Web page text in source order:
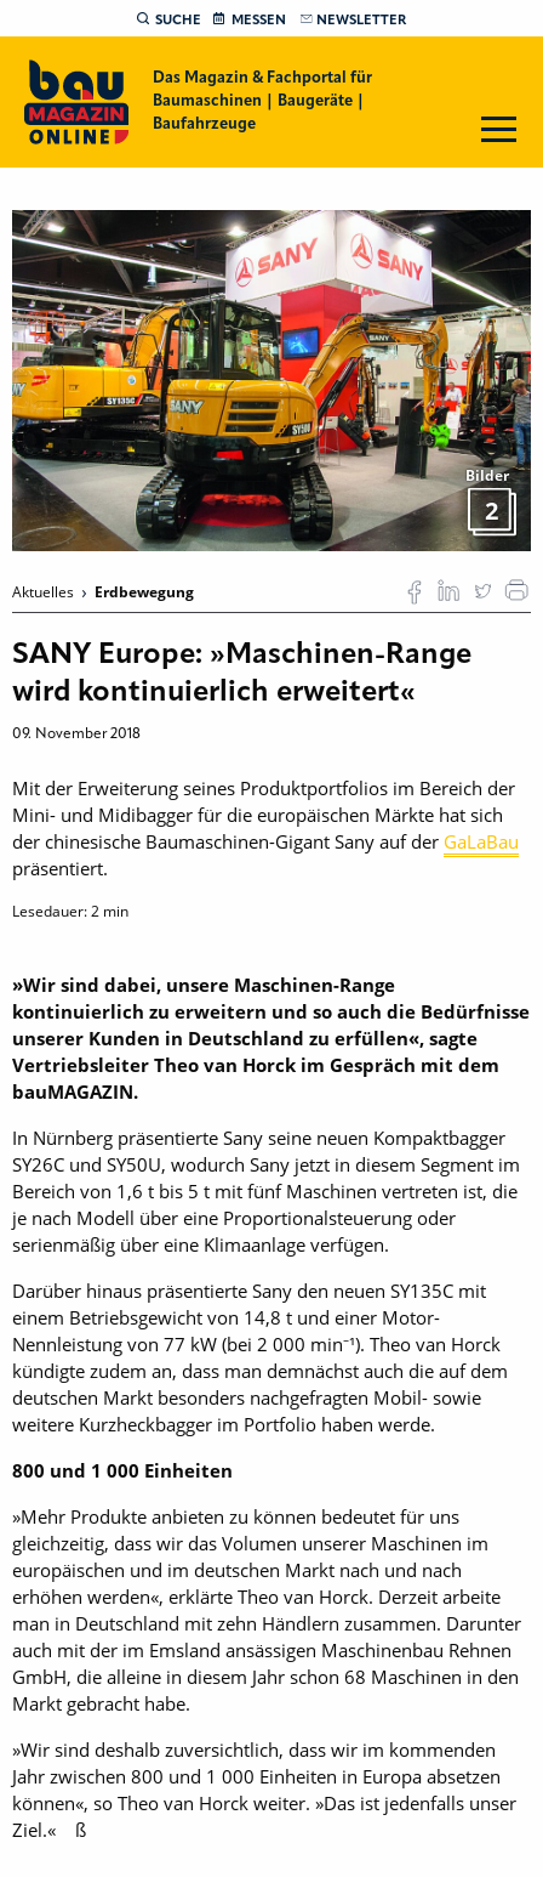
SUCHE MESSEN NEWSLETTER
Das Magazin & Fachportal für
Baumaschinen | Baugeräte |
Baufahrzeuge
Bilder
2
Aktuelles Erdbewegung
SANY Europe: »Maschinen-Range
wird kontinuierlich erweitert«
09. November 2018
Mit der Erweiterung seines Produktportfolios im Bereich der
Mini- und Midibagger für die europäischen Märkte hat sich
der chinesische Baumaschinen-Gigant Sany auf der GaLaBau
präsentiert.
Lesedauer:2 min
»Wir sind dabei, unsere Maschinen-Range
kontinuierlich zu erweitern und so auch die Bedürfnisse
unserer Kunden in Deutschland zu erfüllen«, sagte
Vertriebsleiter Theo van Horck im Gespräch mit dem
bauMAGAZIN.
In Nürnberg präsentierte Sany seine neuen Kompaktbagger
SY26C und SY50U, wodurch Sany jetzt in diesem Segment im
Bereich von 1,6 t bis 5 t mit fünf Maschinen vertreten ist, die
je nach Modell über eine Proportionalsteuerung oder
serienmäßig über eine Klimaanlage verfügen.
Darüber hinaus präsentierte Sany den neuen SY135C mit
einem Betriebsgewicht von 14,8 t und einer Motor-
Nennleistung von 77 kW (bei 2 000 min⁻¹). Theo van Horck
kündigte zudem an, dass man demnächst auch die auf dem
deutschen Markt besonders nachgefragten Mobil- sowie
weitere Kurzheckbagger im Portfolio haben werde.
800 und 1 000 Einheiten
»Mehr Produkte anbieten zu können bedeutet für uns
gleichzeitig, dass wir das Volumen unserer Maschinen im
europäischen und im deutschen Markt nach und nach
erhöhen werden«, erklärte Theo van Horck. Derzeit arbeite
man in Deutschland mit zehn Händlern zusammen. Darunter
auch mit der im Emsland ansässigen Maschinenbau Rehnen
GmbH, die alleine in diesem Jahr schon 68 Maschinen in den
Markt gebracht habe.
»Wir sind deshalb zuversichtlich, dass wir im kommenden
Jahr zwischen 800 und 1 000 ­Einheiten in Europa absetzen
können«, so Theo van Horck ­weiter. »Das ist jedenfalls unser
Ziel.« ß